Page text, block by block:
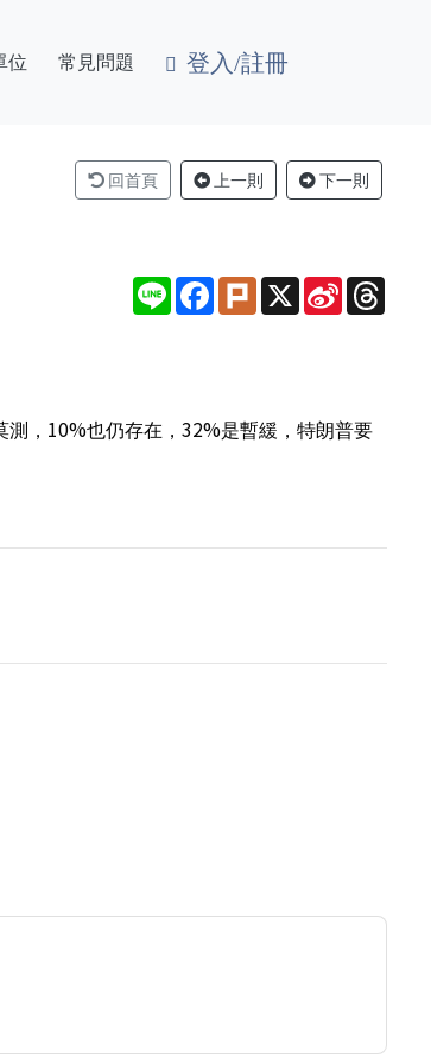
位 常見問題 登入/註冊
回首頁 上一則 下一則
Line Facebook
PlurkX Sina
Weibo
，10%也仍存在，32%是暫緩，特朗普要